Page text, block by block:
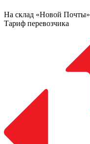
На склад «Новой Почты»
Тариф перевозчика